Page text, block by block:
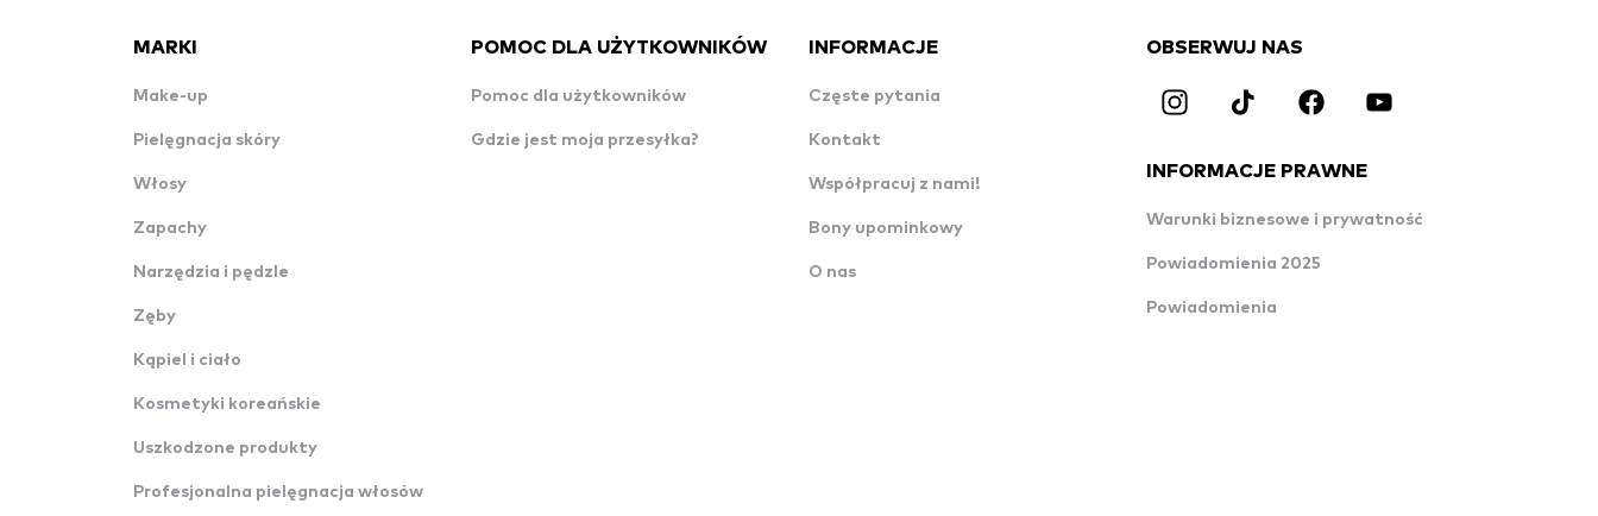
MARKI
Make-up
Pielęgnacja skóry
Włosy
Zapachy
Narzędzia i pędzle
Zęby
Kąpiel i ciało
Kosmetyki koreańskie
Uszkodzone produkty
Profesjonalna pielęgnacja włosów
POMOC DLA UŻYTKOWNIKÓW
Pomoc dla użytkowników
Gdzie jest moja przesyłka?
INFORMACJE
Częste pytania
Kontakt
Współpracuj z nami!
Bony upominkowy
O nas
OBSERWUJ NAS
INFORMACJE PRAWNE
Warunki biznesowe i prywatność
Powiadomienia 2025
Powiadomienia